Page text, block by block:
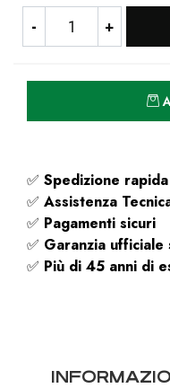
✅ Spedizione rapida
✅ Assistenza
✅ Pagamenti sicuri
✅ Garanzia
✅ Più di 45 anni di